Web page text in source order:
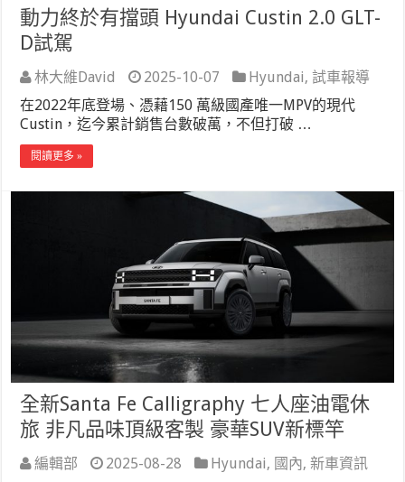
動力終於有擋頭 Hyundai Custin 2.0 GLT-
D試駕
林大維David 2025-10-07 Hyundai,試車報導
在2022年底登場、憑藉150 萬級國產唯一MPV的現代
Custin，迄今累計銷售台數破萬，不但打破 …
閱讀更多 »
全新Santa Fe Calligraphy 七人座油電休
旅 非凡品味頂級客製 豪華SUV新標竿
編輯部 2025-08-28 Hyundai, 國內,新車資訊